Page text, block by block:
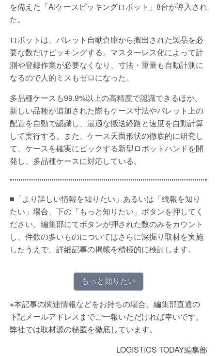
を備えた「AIケースピッキングロボット」8台が導入され
た。
ロボットは、パレット自動倉庫から搬出された製品を必
要な数だけピッキングする。マスターレス化によって計
測や登録作業が必要なくなり、寸法・重量も自動計測に
なるので⼈的ミスもゼロになった。
多品種ケースも99.9%以上の⾼精度で認識できるほか、
新しい品種が追加された際もケース寸法やパレット上の
配置を自動で認識し、最適な搬送経路と速度を自動計算
して実⾏する。また、ケース天⾯形状の徹底的に研究し
て、ケースを確実にピックする新型ロボットハンドを開
発し、多品種ケースに対応している。
■「より詳しい情報を知りたい」あるいは「続報を知り
たい」場合、下の「もっと知りたい」ボタンを押してく
ださい。編集部にてボタンが押された数のみをカウント
し、件数の多いものについてはさらに深掘り取材を実施
したうえで、詳細記事の掲載を積極的に検討します。
もっと知りたい
※本記事の関連情報などをお持ちの場合、編集部直通の
下記メールアドレスまでご一報いただければ幸いです。
弊社では取材源の秘匿を徹底しています。
LOGISTICS TODAY編集部